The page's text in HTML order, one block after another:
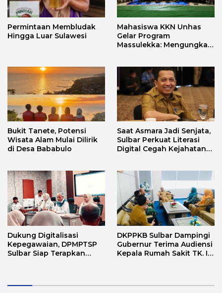
Permintaan Membludak
Hingga Luar Sulawesi
Mahasiswa KKN Unhas
Gelar Program
Massulekka: Mengungkap
Bukit Tanete, Potensi
Wisata Alam Mulai Dilirik
di Desa Bababulo
Saat Asmara Jadi Senjata,
Sulbar Perkuat Literasi
Digital Cegah Kejahatan
Dukung Digitalisasi
Kepegawaian, DPMPTSP
Sulbar Siap Terapkan
DKPPKB Sulbar Dampingi
Gubernur Terima Audiensi
Kepala Rumah Sakit TK. III